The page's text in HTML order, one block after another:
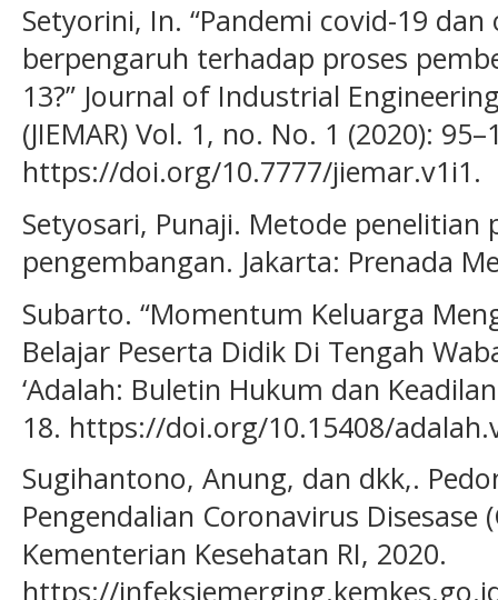
Setyorini, In. “Pandemi covid-19
berpengaruh terhadap proses
13?” Journal of Industrial
(JIEMAR) Vol. 1, no. No. 1 (2020):
https://doi.org/10.7777/jiemar.v1i1.
Setyosari, Punaji. Metode penelitian
pengembangan. Jakarta: Prenada
Subarto. “Momentum Keluarga
Belajar Peserta Didik Di Tengah
‘Adalah: Buletin Hukum dan
18. https://doi.org/10.15408/
Sugihantono, Anung, dan dkk,.
Pengendalian Coronavirus Disesase
Kementerian Kesehatan RI, 2020.
https://